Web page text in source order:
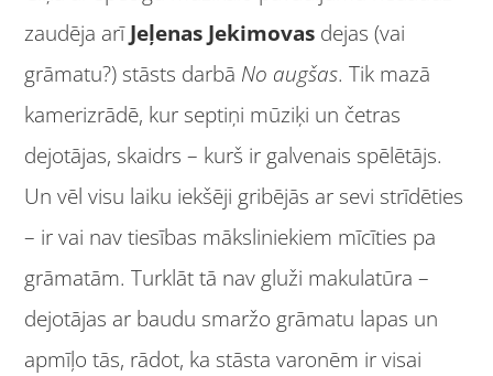
zaudēja arīJeļenas Jekimovas dejas (vai
grāmatu?) stāsts darbā No augšas. Tik mazā
kamerizrādē, kur septiņi mūziķi un četras
dejotājas, skaidrs – kurš ir galvenais spēlētājs.
Un vēl visu laiku iekšēji gribējās ar sevi strīdēties
– ir vai nav tiesības māksliniekiem mīcīties pa
grāmatām. Turklāt tā nav gluži makulatūra –
dejotājas ar baudu smaržo grāmatu lapas un
apmīļo tās, rādot, ka stāsta varonēm ir visai